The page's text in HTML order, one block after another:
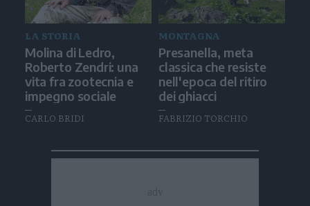
LA STORIA
Molina di Ledro,
Roberto Zendri: una
vita fra zootecnia e
impegno sociale
CARLO BRIDI
MONTAGNA
Presanella, meta
classica che resiste
nell'epoca del ritiro
dei ghiacci
FABRIZIO TORCHIO